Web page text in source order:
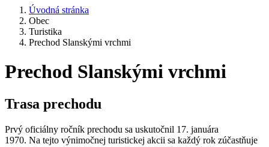
Úvodná stránka
Obec
Turistika
Prechod Slanskými vrchmi
Prechod Slanskými vrchmi
Trasa prechodu
Prvý oficiálny ročník prechodu sa uskutočnil 17. januára
1970. Na tejto výnimočnej turistickej akcii sa každý rok zúčastňuje